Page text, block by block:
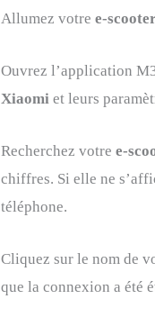
Allumez votree-
Ouvrez l’application
Xiaomi et leurs
Recherchez votree-
chiffres. Si elle ne
téléphone.
Cliquez sur le nom de
que la connexion a été